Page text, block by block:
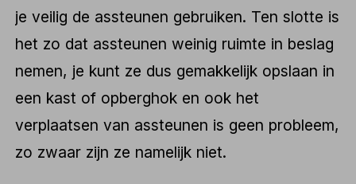
je veilig de assteunen gebruiken. Ten slotte is
het zo dat assteunen weinig ruimte in beslag
nemen, je kunt ze dus gemakkelijk opslaan in
een kast of opberghok en ook het
verplaatsen van assteunen is geen probleem,
zo zwaar zijn ze namelijk niet.